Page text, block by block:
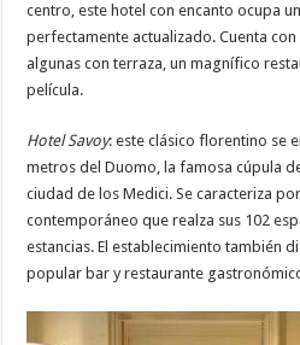
centro, este hotel con encanto ocupa
perfectamente actualizado. Cuenta
algunas con terraza, un magnífico
película.
Hotel Savoy: este clásico florentino se
metros del Duomo, la famosa cúpula
ciudad de los Medici. Se caracteriza
contemporáneo que realza sus 102
estancias. El establecimiento también
popular bar y restaurante